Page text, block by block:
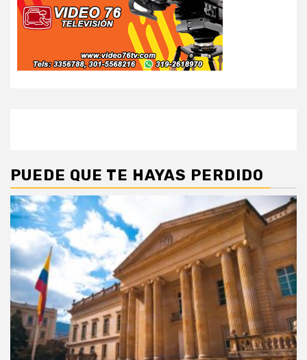
PUEDE QUE TE HAYAS PERDIDO